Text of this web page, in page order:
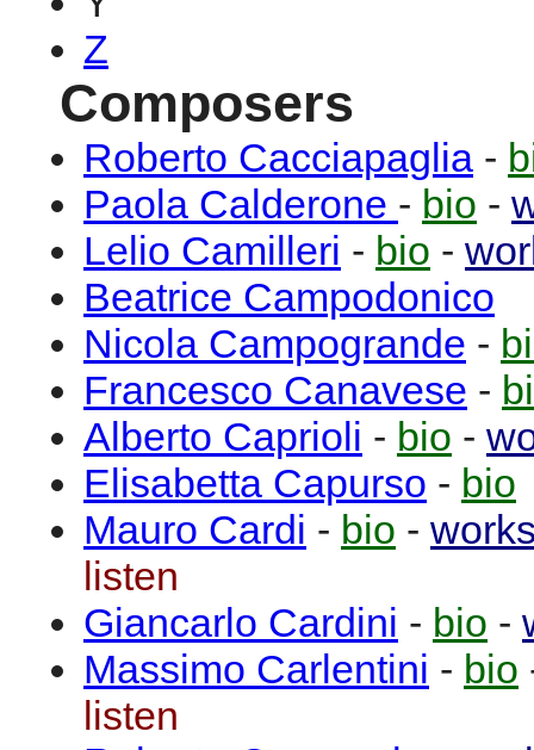
Z
Composers
Roberto Cacciapaglia -
Paola Calderone - bio -
Lelio Camilleri - bio -
Beatrice Campodonico
Nicola Campogrande -
Francesco Canavese -
Alberto Caprioli - bio -
Elisabetta Capurso - bio
Mauro Cardi - bio -
listen
Giancarlo Cardini - bio -
Massimo Carlentini - bio
listen